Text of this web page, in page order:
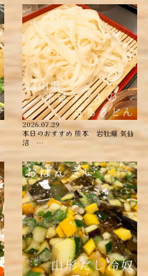
2026.07.29
本日のおすすめ ︎熊本 岩牡蠣 ︎気仙
沼 …